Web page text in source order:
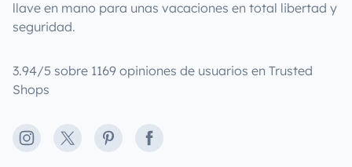
llave en mano para unas vacaciones en total libertad y
seguridad.
3.94/5 sobre 1169 opiniones de usuarios en Trusted
Shops
Instagram
X PinterestFacebook